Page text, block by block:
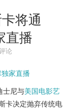
将通
直播
论
士尼与美国电影艺
卡决定抛弃传统电